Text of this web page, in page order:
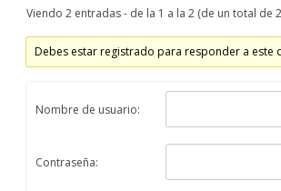
Viendo 2 entradas - de la 1 a la 2 (de un total de
Debes estar registrado para responder a este
Nombre de usuario:
Contraseña: